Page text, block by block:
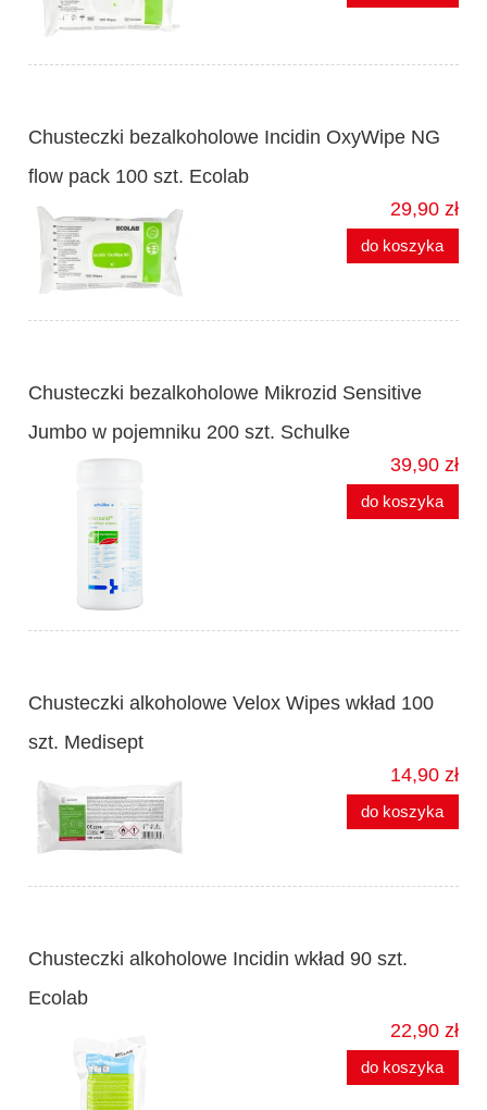
Chusteczki bezalkoholowe Incidin OxyWipe NG
flow pack 100 szt. Ecolab
29,90 zł
do koszyka
Chusteczki bezalkoholowe Mikrozid Sensitive
Jumbo w pojemniku 200 szt. Schulke
39,90 zł
do koszyka
Chusteczki alkoholowe Velox Wipes wkład 100
szt. Medisept
14,90 zł
do koszyka
Chusteczki alkoholowe Incidin wkład 90 szt.
Ecolab
22,90 zł
do koszyka